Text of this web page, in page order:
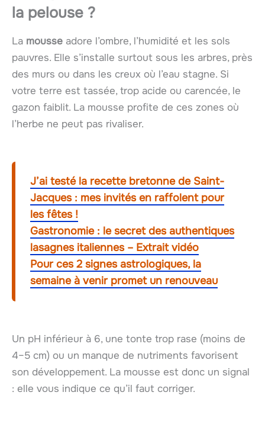
la pelouse ?
La mousse adore l’ombre, l’humidité et les sols
pauvres. Elle s’installe surtout sous les arbres, près
des murs ou dans les creux où l’eau stagne. Si
votre terre est tassée, trop acide ou carencée, le
gazon faiblit. La mousse profite de ces zones où
l’herbe ne peut pas rivaliser.
J’ai testé la recette bretonne de Saint-
Jacques : mes invités en raffolent pour
les fêtes !
Gastronomie : le secret des authentiques
lasagnes italiennes – Extrait vidéo
Pour ces 2 signes astrologiques, la
semaine à venir promet un renouveau
Un pH inférieur à 6, une tonte trop rase (moins de
4–5 cm) ou un manque de nutriments favorisent
son développement. La mousse est donc un signal
: elle vous indique ce qu’il faut corriger.